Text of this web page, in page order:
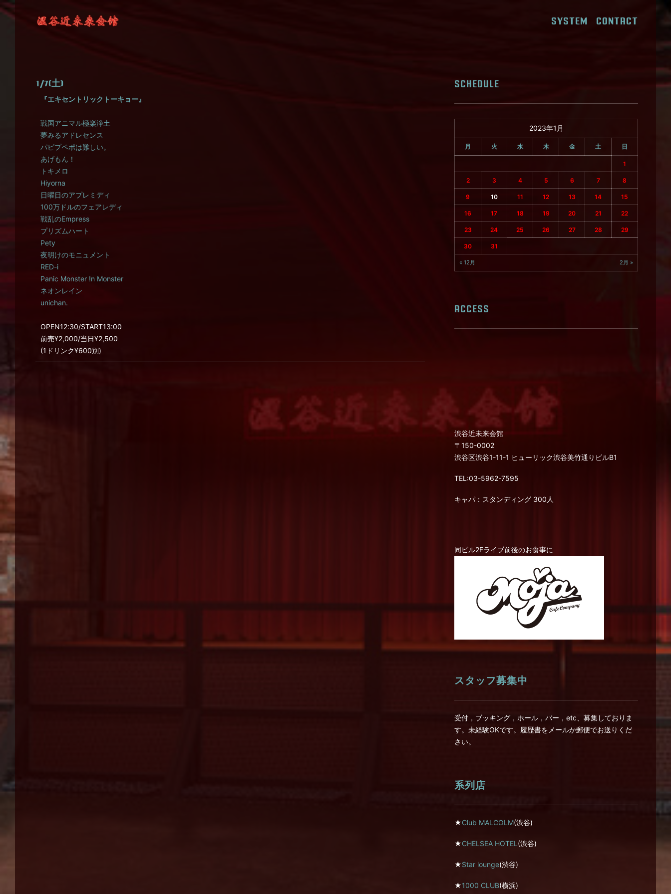
SYSTEM CONTACT
1/7(土)
『エキセントリックトーキョー』
戦国アニマル極楽浄土
夢みるアドレセンス
パピプペポは難しい。
あげもん！
トキメロ
Hiyorna
日曜日のアプレミディ
100万ドルのフェアレディ
戦乱のEmpress
プリズムハート
Pety
夜明けのモニュメント
RED-i
Panic Monster !n Monster
ネオンレイン
unichan.
OPEN12:30/START13:00
前売¥2,000/当日¥2,500
(1ドリンク¥600別)
SCHEDULE
2023年1月
月 火 水 木 金 土 日
1
2 3 4 5 6 7 8
9 10 11 12 13 14 15
16 17 18 19 20 21 22
23 24 25 26 27 28 29
30 31
« 12月 2月 »
ACCESS
渋谷近未来会館
〒150-0002
渋谷区渋谷1-11-1 ヒューリック渋谷美竹通りビルB1
TEL:03-5962-7595
キャパ：スタンディング 300人
同ビル2Fライブ前後のお食事に
スタッフ募集中
受付，ブッキング，ホール，バー，etc、募集しておりま
す。未経験OKです。履歴書をメールか郵便でお送りくだ
さい。
系列店
★Club MALCOLM(渋谷)
★CHELSEA HOTEL (渋谷)
★Star lounge(渋谷)
★1000 CLUB(横浜)